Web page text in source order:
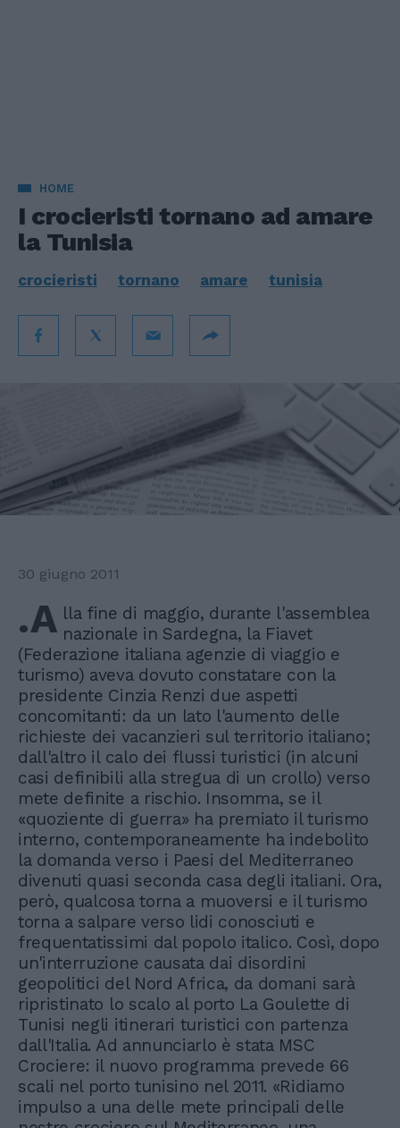
HOME
I crocieristi tornano ad amare
la Tunisia
crocieristi tornano amare tunisia
30 giugno 2011
.A lla fine di maggio, durante l'assemblea
nazionale in Sardegna, la Fiavet
(Federazione italiana agenzie di viaggio e
turismo) aveva dovuto constatare con la
presidente Cinzia Renzi due aspetti
concomitanti: da un lato l'aumento delle
richieste dei vacanzieri sul territorio italiano;
dall'altro il calo dei flussi turistici (in alcuni
casi definibili alla stregua di un crollo) verso
mete definite a rischio. Insomma, se il
«quoziente di guerra» ha premiato il turismo
interno, contemporaneamente ha indebolito
la domanda verso i Paesi del Mediterraneo
divenuti quasi seconda casa degli italiani. Ora,
però, qualcosa torna a muoversi e il turismo
torna a salpare verso lidi conosciuti e
frequentatissimi dal popolo italico. Così, dopo
un'interruzione causata dai disordini
geopolitici del Nord Africa, da domani sarà
ripristinato lo scalo al porto La Goulette di
Tunisi negli itinerari turistici con partenza
dall'Italia. Ad annunciarlo è stata MSC
Crociere: il nuovo programma prevede 66
scali nel porto tunisino nel 2011. «Ridiamo
impulso a una delle mete principali delle